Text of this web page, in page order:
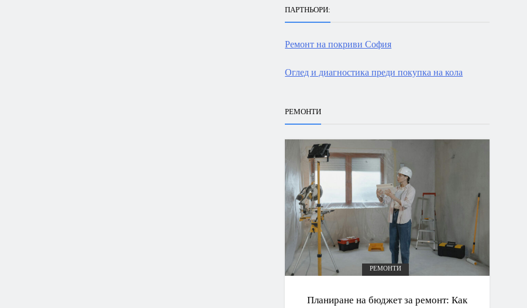
ПАРТНЬОРИ:
Ремонт на покриви София
Оглед и диагностика преди покупка на кола
РЕМОНТИ
РЕМОНТИ
Планиране на бюджет за ремонт: Как